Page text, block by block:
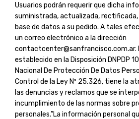
Usuarios podrán requerir que dicha
suministrada, actualizada, rectificada,
base de datos a su pedido. A tales
un correo electrónico a la dirección
contactcenter@sanfrancisco.com.ar.
establecido en la Disposición DNPDP
Nacional De Protección De Datos
Control de la Ley Nº 25.326, tiene la
las denuncias y reclamos que se
incumplimiento de las normas sobre
personales.”La información personal